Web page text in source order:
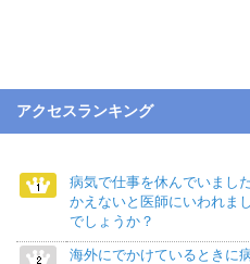
アクセスランキング
病気で仕事を休んでいまし
かえないと医師にいわれま
でしょうか？
海外にでかけているときに